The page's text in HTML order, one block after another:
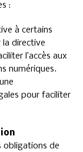
:
à certains
directive
l’accès aux
numériques.
pour faciliter
obligations de